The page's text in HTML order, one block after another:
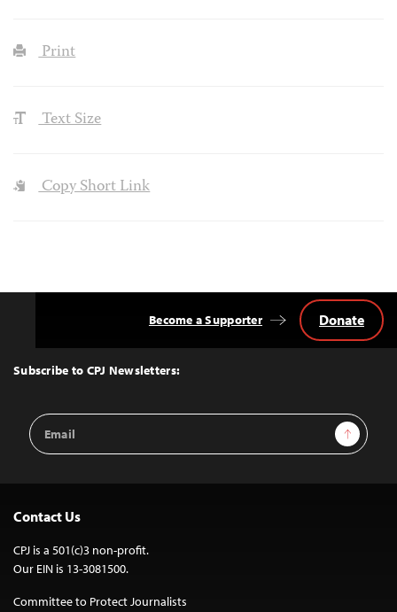
Print
Text Size
Copy Short Link
Top
Subscribe to CPJ Newsletters:
Email
Address
Sign Up
Become a Supporter Donate
Contact Us
CPJ is a 501(c)3 non-profit.
Our EIN is 13-3081500.
Committee to Protect Journalists